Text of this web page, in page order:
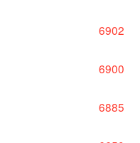
6902
6900
6885